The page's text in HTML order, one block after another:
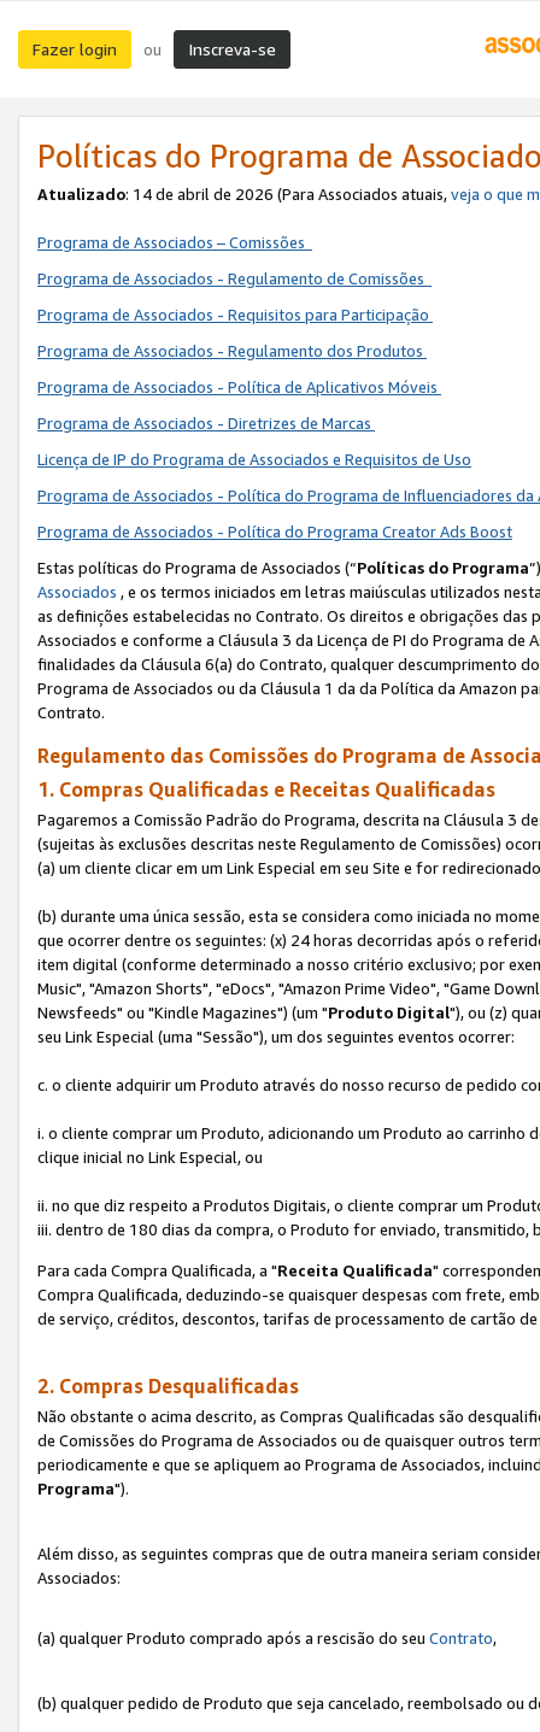
Fazer login ou Inscreva-se
Políticas do Programa de
Atualizado: 14 de abril de 2026 (Para Associados atuais,veja o que
Programa de Associados – Comissões
Programa de Associados - Regulamento de Comissões
Programa de Associados - Requisitos para Participação
Programa de Associados - Regulamento dos Produtos
Programa de Associados - Política de Aplicativos Móveis
Programa de Associados - Diretrizes de Marcas
Licença de IP do Programa de Associados e Requisitos de Uso
Programa de Associados - Política do Programa de Influenciadores
Programa de Associados - Política do Programa Creator Ads Boost
Estas políticas do Programa de Associados (“Políticas do Programa
Associados , e os termos iniciados em letras maiúsculas utilizados
as definições estabelecidas no Contrato. Os direitos e obrigações
Associados e conforme a Cláusula 3 da Licença de PI do Programa
finalidades da Cláusula 6(a) do Contrato, qualquer descumprimento
Programa de Associados ou da Cláusula 1 da da Política da Amazon
Contrato.
Regulamento das Comissões do Programa de
1. Compras Qualificadas e Receitas Qualificadas
Pagaremos a Comissão Padrão do Programa, descrita na Cláusula 3
(sujeitas às exclusões descritas neste Regulamento de Comissões)
(a) um cliente clicar em um Link Especial em seu Site e for
(b) durante uma única sessão, esta se considera como iniciada no
que ocorrer dentre os seguintes: (x) 24 horas decorridas após o
item digital (conforme determinado a nosso critério exclusivo; por
Music", "Amazon Shorts", "eDocs", "Amazon Prime Video", "Game
Newsfeeds" ou "Kindle Magazines") (um "Produto Digital"), ou (z)
seu Link Especial (uma "Sessão"), um dos seguintes eventos ocorrer:
c. o cliente adquirir um Produto através do nosso recurso de pedido
i. o cliente comprar um Produto, adicionando um Produto ao
clique inicial no Link Especial, ou
ii. no que diz respeito a Produtos Digitais, o cliente comprar um
iii. dentro de 180 dias da compra, o Produto for enviado, transmitido,
Para cada Compra Qualificada, a "Receita Qualificada"
Compra Qualificada, deduzindo-se quaisquer despesas com frete,
de serviço, créditos, descontos, tarifas de processamento de cartão
2. Compras Desqualificadas
Não obstante o acima descrito, as Compras Qualificadas são
de Comissões do Programa de Associados ou de quaisquer outros
periodicamente e que se apliquem ao Programa de Associados,
Programa").
Além disso, as seguintes compras que de outra maneira seriam
Associados:
(a) qualquer Produto comprado após a rescisão do seu Contrato,
(b) qualquer pedido de Produto que seja cancelado, reembolsado ou